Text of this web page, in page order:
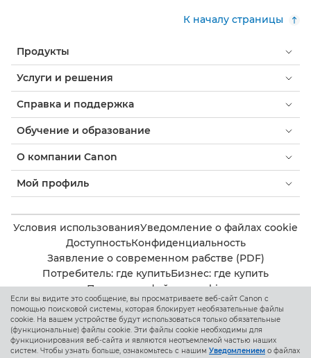
Если вы видите это сообщение, вы просматриваете веб-сайт Canon с
помощью поисковой системы, которая блокирует необязательные файлы
cookie. На вашем устройстве будут использоваться только обязательные
(функциональные) файлы cookie. Эти файлы cookie необходимы для
функционирования веб-сайта и являются неотъемлемой частью наших
систем. Чтобы узнать больше, ознакомьтесь с нашим Уведомлением о файлах
К началу страницы
Продукты
Услуги и решения
Справка и поддержка
Обучение и образование
О компании Canon
Мой профиль
Условия использованияУведомление о файлах cookie
ДоступностьКонфиденциальность
Заявление о современном рабстве (PDF)
Потребитель: где купитьБизнес: где купить
Параметры файлов cookie
Canon Kazakhstan